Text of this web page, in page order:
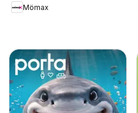
Mömax